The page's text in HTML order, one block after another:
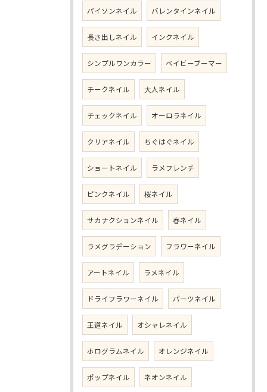
パイソンネイル バレンタインネイル
長さ出しネイル インクネイル
シンプルワンカラー ベイビーブーマー
チークネイル 大人ネイル
チェックネイル オーロラネイル
クリアネイル ちぐはぐネイル
ショートネイル ラメフレンチ
ピンクネイル 桜ネイル
サカナクションネイル 春ネイル
ラメグラデーション フラワーネイル
アートネイル ラメネイル
ドライフラワーネイル パーツネイル
王道ネイル オシャレネイル
ホログラムネイル オレンジネイル
ポップネイル ネオンネイル